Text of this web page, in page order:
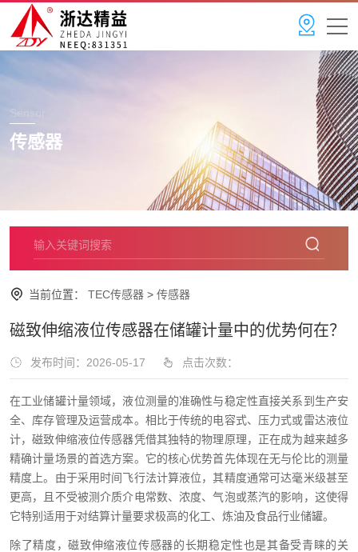
Sensor
传感器
当前位置： TEC传感器 > 传感器
磁致伸缩液位传感器在储罐计量中的优势何在？
发布时间：2026-05-17 点击次数：
在工业储罐计量领域，液位测量的准确性与稳定性直接关系到生产安
全、库存管理及运营成本。相比于传统的电容式、压力式或雷达液位
计，磁致伸缩液位传感器凭借其独特的物理原理，正在成为越来越多
精确计量场景的首选方案。它的核心优势首先体现在无与伦比的测量
精度上。由于采用时间飞行法计算液位，其精度通常可达毫米级甚至
更高，且不受被测介质介电常数、浓度、气泡或蒸汽的影响，这使得
它特别适用于对结算计量要求极高的化工、炼油及食品行业储罐。
除了精度，磁致伸缩液位传感器的长期稳定性也是其备受青睐的关